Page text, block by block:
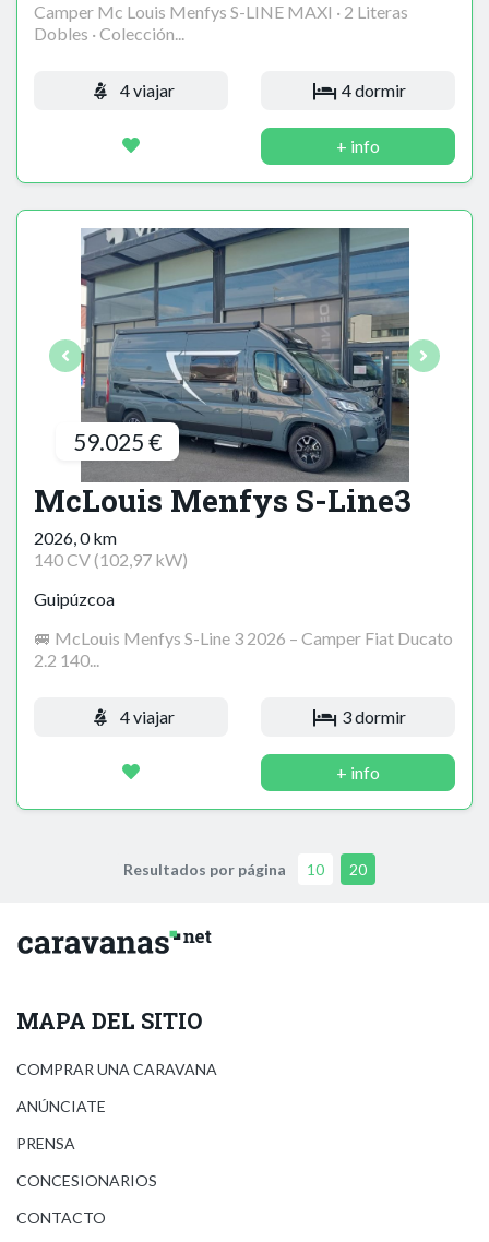
Camper Mc Louis Menfys S-LINE MAXI · 2 Literas
Dobles · Colección...
4 viajar 4 dormir
+ info
59.025 €
McLouis Menfys S-Line3
2026, 0 km
140 CV (102,97 kW)
Guipúzcoa
🚐 McLouis Menfys S-Line 3 2026 – Camper Fiat Ducato
2.2 140...
4 viajar 3 dormir
+ info
Resultados por página 10 20
MAPA DEL SITIO
COMPRAR UNA CARAVANA
ANÚNCIATE
PRENSA
CONCESIONARIOS
CONTACTO